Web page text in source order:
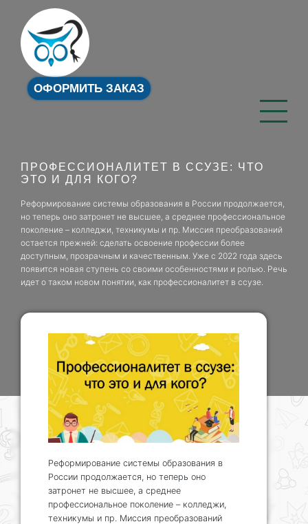
ОФОРМИТЬ ЗАКАЗ
ПРОФЕССИОНАЛИТЕТ В ССУЗЕ: ЧТО
ЭТО И ДЛЯ КОГО?
Реформирование системы образования в России продолжается,
но теперь оно затронет не высшее, а среднее профессиональное
поколение – колледжи, техникумы и пр. Миссия преобразований
остается прежней: сделать освоение профессии более
доступным, прозрачным и качественным. Уже с 2022 года здесь
появится новая ступень со своими особенностями и ролью. Речь
идет о таком новом понятии, как профессионалитет в ссузе.
Реформирование системы образования в
России продолжается, но теперь оно
затронет не высшее, а среднее
профессиональное поколение – колледжи,
техникумы и пр. Миссия преобразований